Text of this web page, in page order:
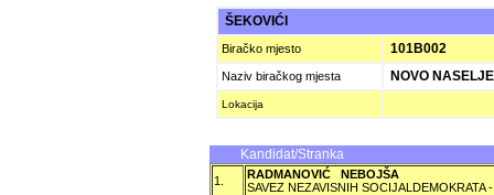
ŠEKOVIĆI
Biračko mjesto 101B002
Naziv biračkog mjesta NOVO NASELJE
Lokacija
Kandidat/Stranka
1.
RADMANOVIĆ NEBOJŠA
SAVEZ NEZAVISNIH SOCIJALDEMOKRATA